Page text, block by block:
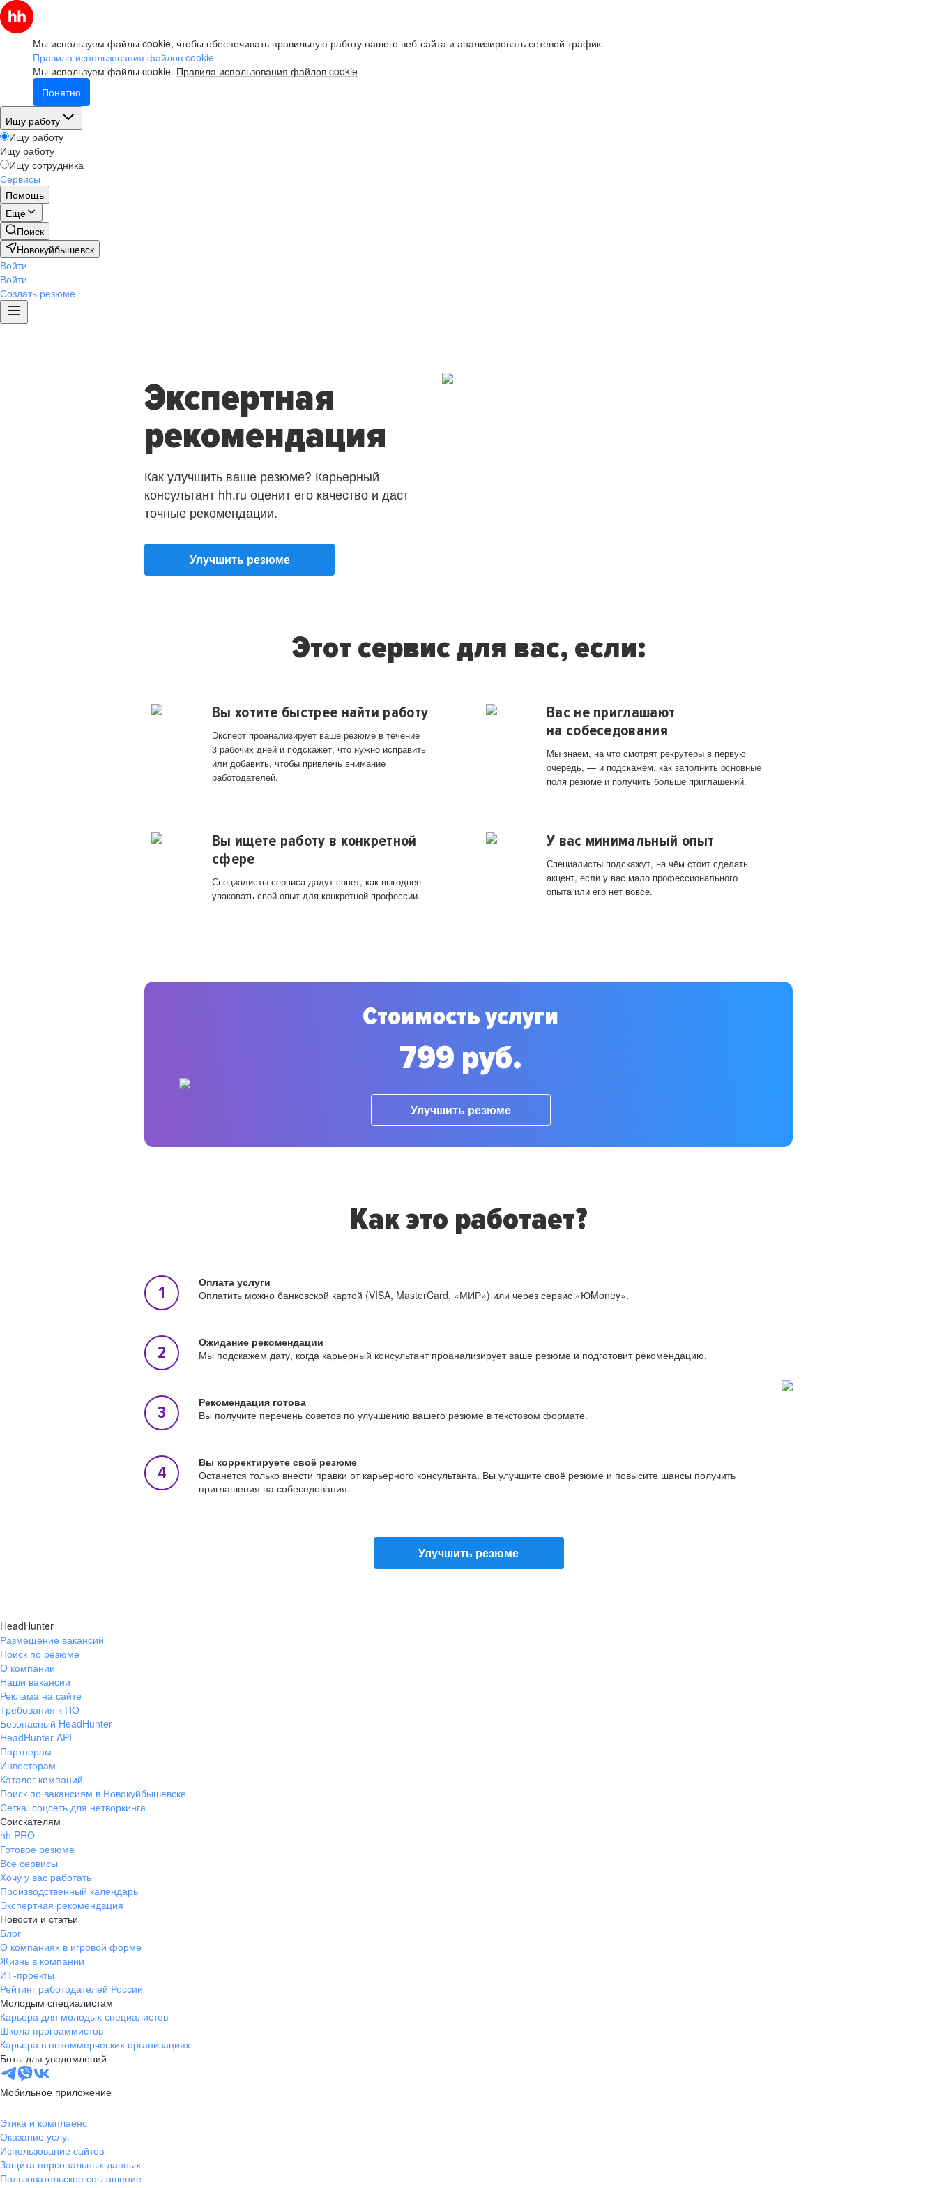
Мы используем файлы cookie, чтобы обеспечивать правильную работу нашего веб-сайта и анализировать сетевой трафик.
Правила использования файлов cookie
Мы используем файлы cookie. Правила использования файлов cookie
Понятно
Ищу работу
Ищу работу
Ищу работу
Ищу сотрудника
Сервисы
Помощь
Ещё
Поиск
Новокуйбышевск
Войти
Войти
Создать резюме
Экспертная
рекомендация
Как улучшить ваше резюме? Карьерный
консультант hh.ru оценит его качество и даст
точные рекомендации.
Улучшить резюме
Этот сервис для вас, если:
Вы хотите быстрее найти работу
Эксперт проанализирует ваше резюме в течение
3 рабочих дней и подскажет, что нужно исправить
или добавить, чтобы привлечь внимание
работодателей.
Вас не приглашают
на собеседования
Мы знаем, на что смотрят рекрутеры в первую
очередь, — и подскажем, как заполнить основные
поля резюме и получить больше приглашений.
Вы ищете работу в конкретной
сфере
Специалисты сервиса дадут совет, как выгоднее
упаковать свой опыт для конкретной профессии.
У вас минимальный опыт
Специалисты подскажут, на чём стоит сделать
акцент, если у вас мало профессионального
опыта или его нет вовсе.
Стоимость услуги
799 руб.
Улучшить резюме
Как это работает?
Оплата услуги
Оплатить можно банковской картой (VISA, MasterCard, «МИР») или через сервис «ЮMoney».
Ожидание рекомендации
Мы подскажем дату, когда карьерный консультант проанализирует ваше резюме и подготовит рекомендацию.
Рекомендация готова
Вы получите перечень советов по улучшению вашего резюме в текстовом формате.
Вы корректируете своё резюме
Останется только внести правки от карьерного консультанта. Вы улучшите своё резюме и повысите шансы получить
приглашения на собеседования.
Улучшить резюме
HeadHunter
Размещение вакансий
Поиск по резюме
О компании
Наши вакансии
Реклама на сайте
Требования к ПО
Безопасный HeadHunter
HeadHunter API
Партнерам
Инвесторам
Каталог компаний
Поиск по вакансиям в Новокуйбышевске
Сетка: соцсеть для нетворкинга
Соискателям
hh PRO
Готовое резюме
Все сервисы
Хочу у вас работать
Производственный календарь
Экспертная рекомендация
Новости и статьи
Блог
О компаниях в игровой форме
Жизнь в компании
ИТ-проекты
Рейтинг работодателей России
Молодым специалистам
Карьера для молодых специалистов
Школа программистов
Карьера в некоммерческих организациях
Боты для уведомлений
Мобильное приложение
Этика и комплаенс
Оказание услуг
Использование сайтов
Защита персональных данных
Пользовательское соглашение